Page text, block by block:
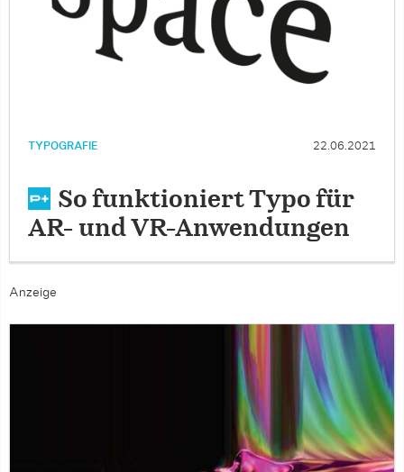
TYPOGRAFIE 22.06.2021
So funktioniert Typo für
AR- und VR-Anwendungen
Anzeige